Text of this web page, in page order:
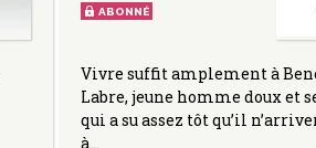
ABONNÉ
Vivre suffit amplement à
Labre, jeune homme doux et
qui a su assez tôt qu’il
à…